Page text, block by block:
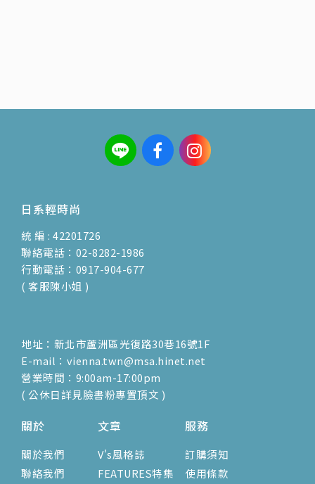
日系輕時尚
統 編 : 42201726
聯絡電話：02-8282-1986
行動電話：0917-904-677
( 客服陳小姐 )
地址：新北市蘆洲區光復路30巷16號1F
E-mail：vienna.twn@msa.hinet.net
營業時間：9:00am-17:00pm
( 公休日詳見臉書粉專置頂文 )
關於
關於我們
聯絡我們
文章
V's風格誌
FEATURES特集
服務
訂購須知
使用條款